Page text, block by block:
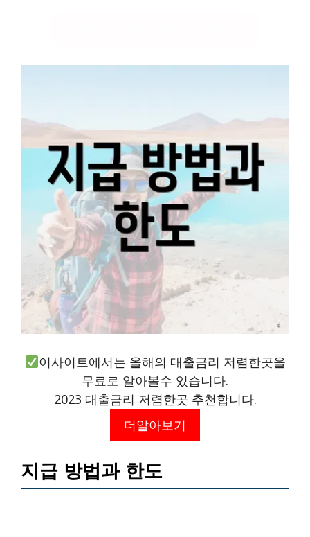
이사이트에서는 올해의 대출금리 저렴한곳을
무료로 알아볼수 있습니다.
2023 대출금리 저렴한곳 추천합니다.
더알아보기
지급 방법과 한도